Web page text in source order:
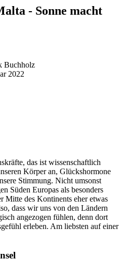
- Sonne macht
Buchholz
2022
das ist wissenschaftlich
Körper an, Glückshormone
Stimmung. Nicht umsonst
Süden Europas als besonders
Mitte des Kontinents eher etwas
dass wir uns von den Ländern
angezogen fühlen, denn dort
erleben. Am liebsten auf einer